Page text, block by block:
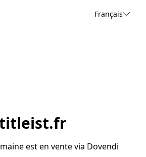
Français
est en vente via Dovendi